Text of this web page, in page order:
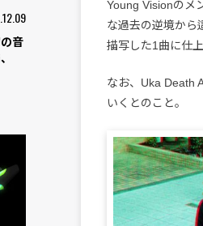
音
Young Visionのメ
な過去の逆境から
描写した1曲に仕
なお、Uka Death
いくとのこと。